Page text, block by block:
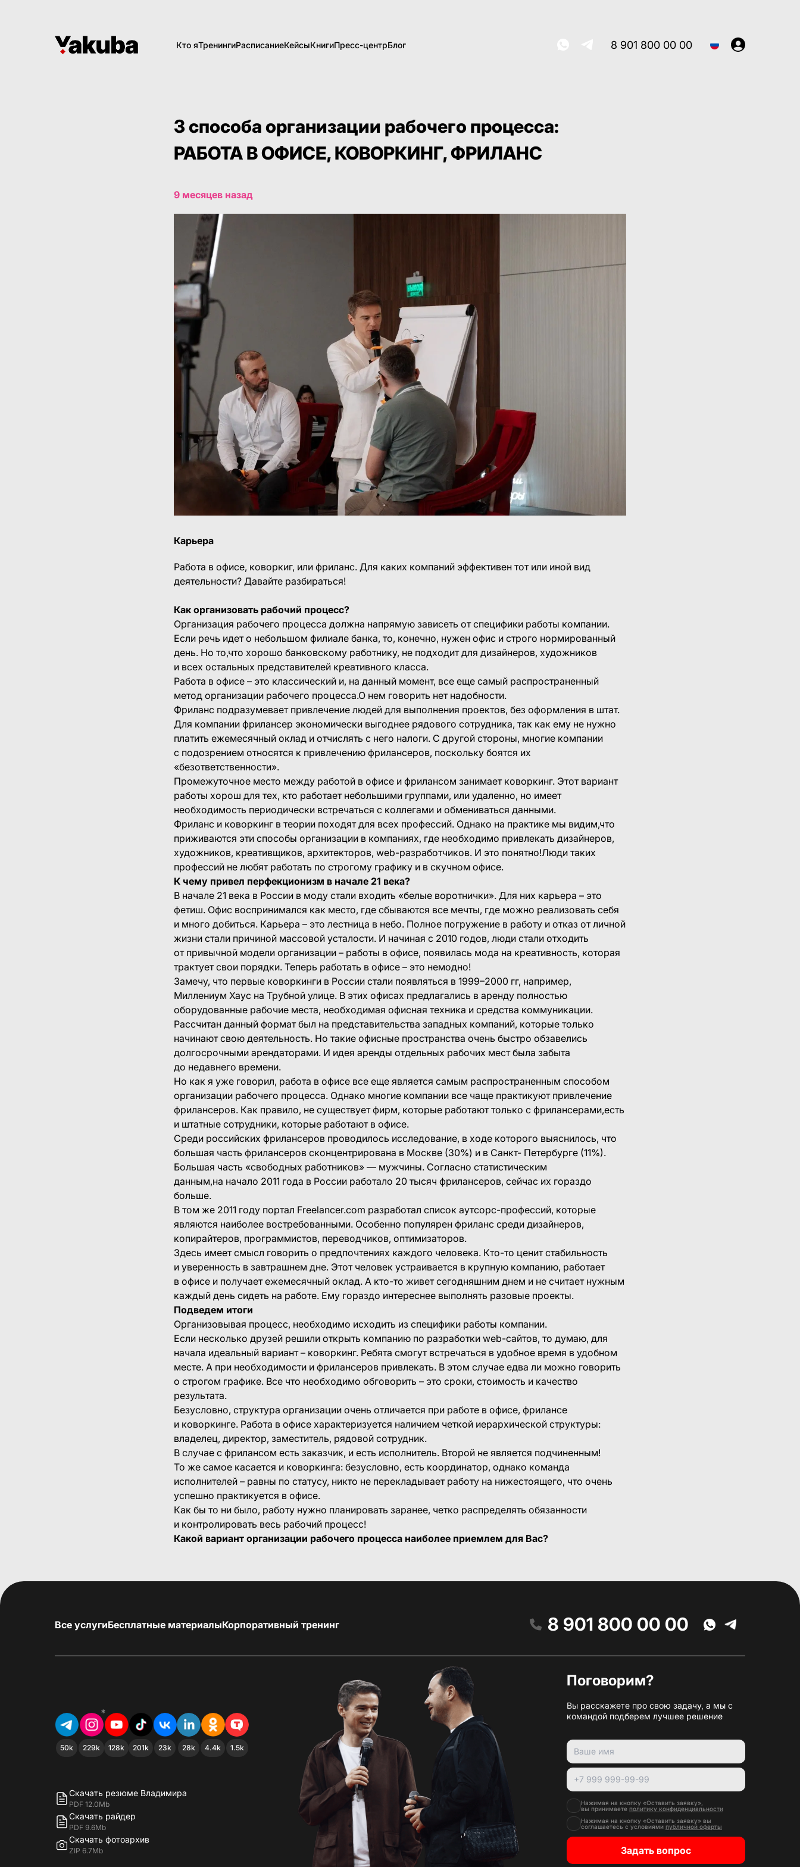
Кто яТренингиРасписаниеКейсыКнигиПресс-центрБлог 8 901 800 00 00
3 способа организации рабочего процесса:
РАБОТА В ОФИСЕ, КОВОРКИНГ, ФРИЛАНС
9 месяцев назад
Карьера
Работа в офисе, коворкиг, или фриланс. Для каких компаний эффективен тот или иной вид
деятельности? Давайте разбираться!
Как организовать рабочий процесс?
Организация рабочего процесса должна напрямую зависеть от специфики работы компании.
Если речь идет о небольшом филиале банка, то, конечно, нужен офис и строго нормированный
день. Но то,что хорошо банковскому работнику, не подходит для дизайнеров, художников
и всех остальных представителей креативного класса.
Работа в офисе – это классический и, на данный момент, все еще самый распространенный
метод организации рабочего процесса.О нем говорить нет надобности.
Фриланс подразумевает привлечение людей для выполнения проектов, без оформления в штат.
Для компании фрилансер экономически выгоднее рядового сотрудника, так как ему не нужно
платить ежемесячный оклад и отчислять с него налоги. С другой стороны, многие компании
с подозрением относятся к привлечению фрилансеров, поскольку боятся их
«безответственности».
Промежуточное место между работой в офисе и фрилансом занимает коворкинг. Этот вариант
работы хорош для тех, кто работает небольшими группами, или удаленно, но имеет
необходимость периодически встречаться с коллегами и обмениваться данными.
Фриланс и коворкинг в теории походят для всех профессий. Однако на практике мы видим,что
приживаются эти способы организации в компаниях, где необходимо привлекать дизайнеров,
художников, креативщиков, архитекторов, web-разработчиков. И это понятно!Люди таких
профессий не любят работать по строгому графику и в скучном офисе.
К чему привел перфекционизм в начале 21 века?
В начале 21 века в России в моду стали входить «белые воротнички». Для них карьера – это
фетиш. Офис воспринимался как место, где сбываются все мечты, где можно реализовать себя
и много добиться. Карьера – это лестница в небо. Полное погружение в работу и отказ от личной
жизни стали причиной массовой усталости. И начиная с 2010 годов, люди стали отходить
от привычной модели организации – работы в офисе, появилась мода на креативность, которая
трактует свои порядки. Теперь работать в офисе – это немодно!
Замечу, что первые коворкинги в России стали появляться в 1999–2000 гг, например,
Миллениум Хаус на Трубной улице. В этих офисах предлагались в аренду полностью
оборудованные рабочие места, необходимая офисная техника и средства коммуникации.
Рассчитан данный формат был на представительства западных компаний, которые только
начинают свою деятельность. Но такие офисные пространства очень быстро обзавелись
долгосрочными арендаторами. И идея аренды отдельных рабочих мест была забыта
до недавнего времени.
Но как я уже говорил, работа в офисе все еще является самым распространенным способом
организации рабочего процесса. Однако многие компании все чаще практикуют привлечение
фрилансеров. Как правило, не существует фирм, которые работают только с фрилансерами,есть
и штатные сотрудники, которые работают в офисе.
Среди российских фрилансеров проводилось исследование, в ходе которого выяснилось, что
большая часть фрилансеров сконцентрирована в Москве (30%) и в Санкт- Петербурге (11%).
Большая часть «свободных работников» — мужчины. Согласно статистическим
данным,на начало 2011 года в России работало 20 тысяч фрилансеров, сейчас их гораздо
больше.
В том же 2011 году портал Freelancer.com разработал список аутсорс-профессий, которые
являются наиболее востребованными. Особенно популярен фриланс среди дизайнеров,
копирайтеров, программистов, переводчиков, оптимизаторов.
Здесь имеет смысл говорить о предпочтениях каждого человека. Кто-то ценит стабильность
и уверенность в завтрашнем дне. Этот человек устраивается в крупную компанию, работает
в офисе и получает ежемесячный оклад. А кто-то живет сегодняшним днем и не считает нужным
каждый день сидеть на работе. Ему гораздо интереснее выполнять разовые проекты.
Подведем итоги
Организовывая процесс, необходимо исходить из специфики работы компании.
Если несколько друзей решили открыть компанию по разработки web-сайтов, то думаю, для
начала идеальный вариант – коворкинг. Ребята смогут встречаться в удобное время в удобном
месте. А при необходимости и фрилансеров привлекать. В этом случае едва ли можно говорить
о строгом графике. Все что необходимо обговорить – это сроки, стоимость и качество
результата.
Безусловно, структура организации очень отличается при работе в офисе, фрилансе
и коворкинге. Работа в офисе характеризуется наличием четкой иерархической структуры:
владелец, директор, заместитель, рядовой сотрудник.
В случае с фрилансом есть заказчик, и есть исполнитель. Второй не является подчиненным!
То же самое касается и коворкинга: безусловно, есть координатор, однако команда
исполнителей – равны по статусу, никто не перекладывает работу на нижестоящего, что очень
успешно практикуется в офисе.
Как бы то ни было, работу нужно планировать заранее, четко распределять обязанности
и контролировать весь рабочий процесс!
Какой вариант организации рабочего процесса наиболее приемлем для Вас?
Все услугиБесплатные материалыКорпоративный тренинг 8 901 800 00 00
50k
*
229k 128k 201k 23k 28k 4.4k 1.5k
Скачать резюме Владимира
PDF 12.0Mb
Скачать райдер
PDF 9.6Mb
Скачать фотоархив
ZIP 6.7Mb
Поговорим?
Вы расскажете про свою задачу, а мы с
командой подберем лучшее решение
Нажимая на кнопку «Оставить заявку»,
вы принимаете политику конфиденциальности
Нажимая на кнопку «Оставить заявку» вы
соглашаетесь с условиями публичной оферты
Задать вопрос